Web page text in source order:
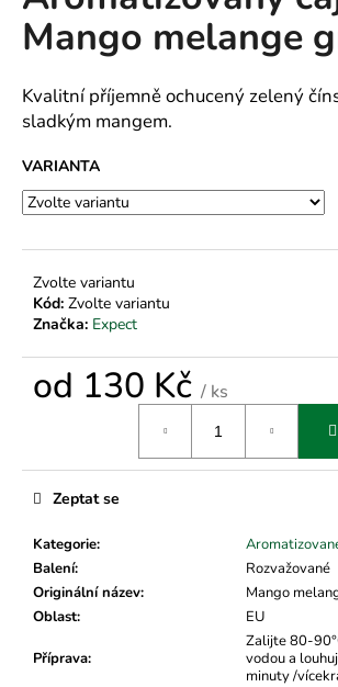
0,0
z
hvězdiček.
Mango melange
Kvalitní příjemně ochucený zelený
sladkým mangem.
VARIANTA
Zvolte variantu
Kód: Zvolte variantu
Značka: Expect
od 130 Kč / ks
Kategorie:
Balení:
Rozvažované
Originální název:
Mango
Oblast: EU
Příprava:
Zalijte 80-
vodou a
minuty /
Zeptat se
a
j
í
t
HLEDAT
D
p
u
m
e